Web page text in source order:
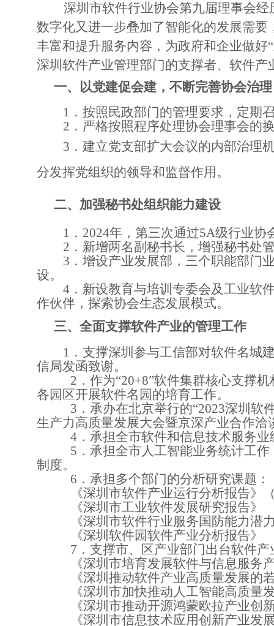
深圳市软件行业协会第九届理事会经
数字化又进一步叠加了智能化的发展需
丰富和提升服务内容，为政府和企业做
深圳软件产业管理部门的支撑者、软件产
一、 以党建促会建，不断完善协会治理
1． 按照民政部门的管理要求，定期
2． 严格按照程序处理协会理事会的
3． 建立党支部扩大会议的内部治理
分发挥党组织的领导和监督作用。
二、 加强秘书处组织能力建设
1． 2024年，第三次通过5A级行业协
2． 新增两名副秘书长，增强秘书处
3． 增设产业发展部，三个职能部门
设。
4． 新设教育与培训专委会及工业软
作伙伴，探索协会生态发展模式。
三、 全面支撑软件产业的管理工作
1． 支撑深圳参与工信部对软件名城
信局发函致谢。
2． 作为“20+8”软件集群核心支撑
各园区开展软件名园的培育工作。
3． 承办在北京举行的“2023深圳软
生产力高质量发展大会暨京深产业合作洽
4． 承担全市软件和信息技术服务
5． 承担全市人工智能业务统计工
制度。
6． 承担多个部门的分析研究课题：
《深圳市软件产业运行分析报告》
《深圳市工业软件发展研究报告》
《深圳市软件行业服务国防能力潜
《深圳软件园软件产业分析报告》
7． 支撑市、区产业部门出台软件
《深圳市培育发展软件与信息服务
《深圳推动软件产业高质量发展的
《深圳市加快推动人工智能高质量
《深圳市推动开源鸿蒙欧拉产业创
《深圳市信息技术应用创新产业发